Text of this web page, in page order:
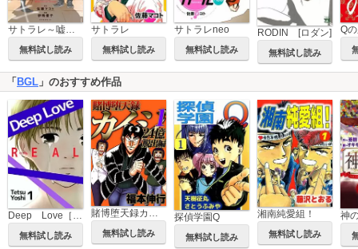
サトラレ～嘘つきたちの憂鬱～
無料試し読み
サトラレ
無料試し読み
サトラレneo
無料試し読み
RODIN [ロダン]
無料試し読み
Q
「BGL 」のおすすめ作品
無料試し読み
賭博堕天録カイジ 24億脱出編
無料試し読み
探偵学園Q
無料試し読み
湘南純愛組！
無料試し読み
神